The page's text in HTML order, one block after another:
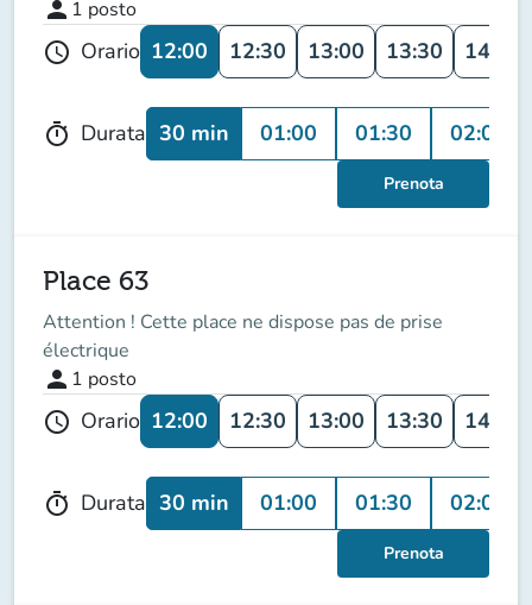
person 1 posto
schedule Orario 12:00 12:30 13:00 13:30 14:00
timer Durata 30 min 01:00 01:30 02:00
Prenota
Place 63
Attention ! Cette place ne dispose pas de prise
électrique
person 1 posto
schedule Orario 12:00 12:30 13:00 13:30 14:00
timer Durata 30 min 01:00 01:30 02:00
Prenota